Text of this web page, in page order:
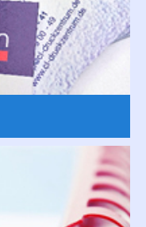
nur im Geschäftsleben
Vorlagen wählen,